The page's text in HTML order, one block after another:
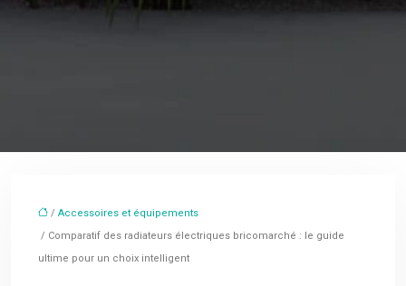
/ Accessoires et équipements
/ Comparatif des radiateurs électriques bricomarché : le guide
ultime pour un choix intelligent